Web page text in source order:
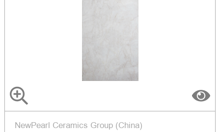
NewPearl Ceramics Group (China)